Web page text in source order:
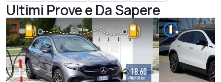
Ultimi Prove e Da Sapere